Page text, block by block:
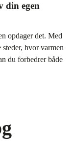
din egen
opdager det. Med
hvor varmen
du forbedrer både